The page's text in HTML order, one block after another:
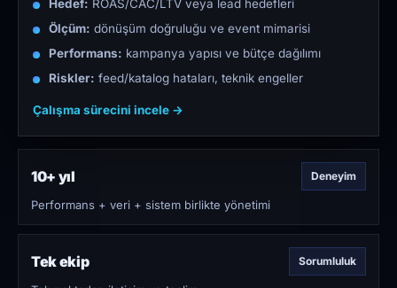
Hedef: ROAS/CAC/LTV veya lead hedefleri
Ölçüm: dönüşüm doğruluğu ve event mimarisi
Performans: kampanya yapısı ve bütçe dağılımı
Riskler: feed/katalog hataları, teknik engeller
Çalışma sürecini incele →
10+ yıl Deneyim
Performans + veri + sistem birlikte yönetimi
Tek ekip Sorumluluk